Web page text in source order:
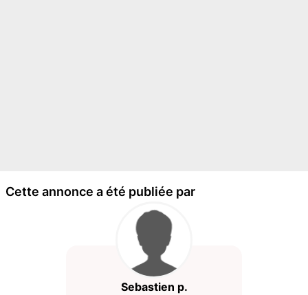
Cette annonce a été publiée par
Sebastien p.